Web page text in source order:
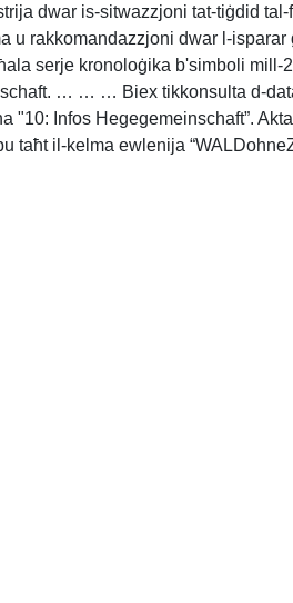
dwar is-sitwazzjoni tat-tiġdid tal-
u rakkomandazzjoni dwar l-isparar
serje kronoloġika b'simboli mill-
… … … Biex tikkonsulta d-
"10: Infos Hegegemeinschaft”.
taħt il-kelma ewlenija